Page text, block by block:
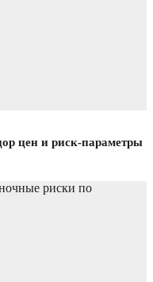
цен и риск-параметры